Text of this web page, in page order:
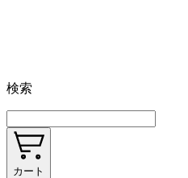
検索
カート